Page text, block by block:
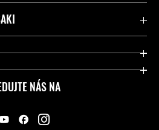
NÁS NA